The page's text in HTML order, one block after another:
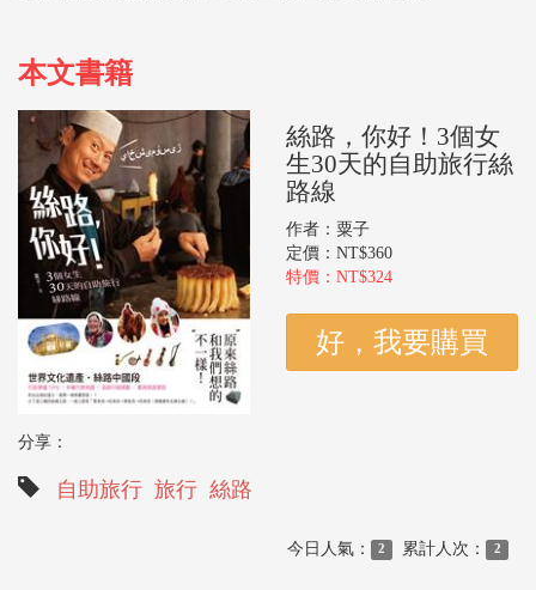
本文書籍
絲路，你好！3個女
生30天的自助旅行絲
路線
作者：粟子
定價：NT$360
特價：NT$324
分享：
自助旅行 旅行 絲路
今日人氣： 2 累計人次： 2